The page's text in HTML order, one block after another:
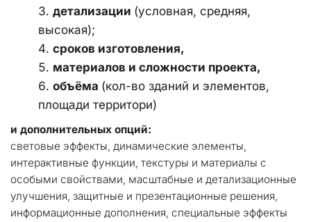
детализации (условная, средняя,
высокая);
сроков изготовления,
материалов и сложности проекта,
объёма (кол-во зданий и элементов,
площади территори)
и дополнительных опций:
световые эффекты, динамические элементы,
интерактивные функции, текстуры и материалы с
особыми свойствами, масштабные и детализационные
улучшения, защитные и презентационные решения,
информационные дополнения, специальные эффекты